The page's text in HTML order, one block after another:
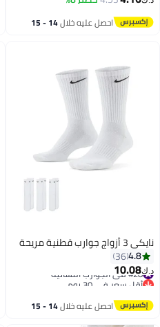
احصل عليه خلال 14 - 15
نايكي 3 أزواج جوارب قطنية مريحة
4.8
36
د.ك‏10.08
#28 في الجوارب النسائية
أقل سعر في 30 يوم
#28 في الجوارب النسائية
احصل عليه خلال 14 - 15